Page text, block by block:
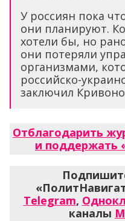
У россиян пока
они планируют.
хотели бы, но
они потеряли
организмами,
российско-
заключил
Отблагодарить
и поддержать
Telegram,
каналы